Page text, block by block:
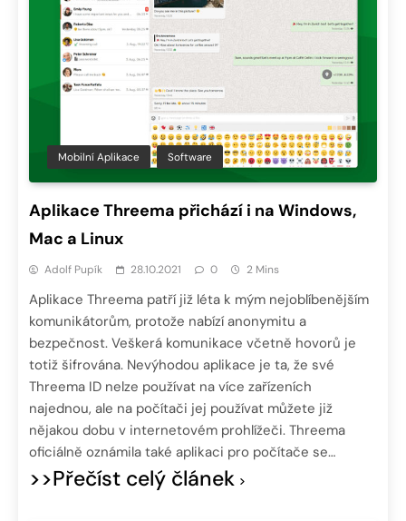
Mobilní Aplikace Software
Aplikace Threema přichází i na Windows,
Mac a Linux
Adolf Pupík 28.10.2021 0 2 Mins
Aplikace Threema patří již léta k mým nejoblíbenějším
komunikátorům, protože nabízí anonymitu a
bezpečnost. Veškerá komunikace včetně hovorů je
totiž šifrována. Nevýhodou aplikace je ta, že své
Threema ID nelze používat na více zařízeních
najednou, ale na počítači jej používat můžete již
nějakou dobu v internetovém prohlížeči. Threema
oficiálně oznámila také aplikaci pro počítače se…
>>Přečíst celý článek